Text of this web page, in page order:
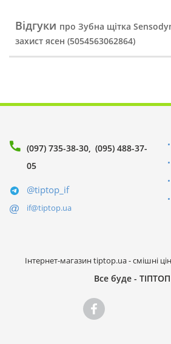
Відгуки про Зубна щітка
захист ясен (5054563062864)
(097) 735-38-30 (095) 488-37-
05
@tiptop_if
if@tiptop.ua
Інтернет-магазин tiptop.ua - смішні
Все буде -